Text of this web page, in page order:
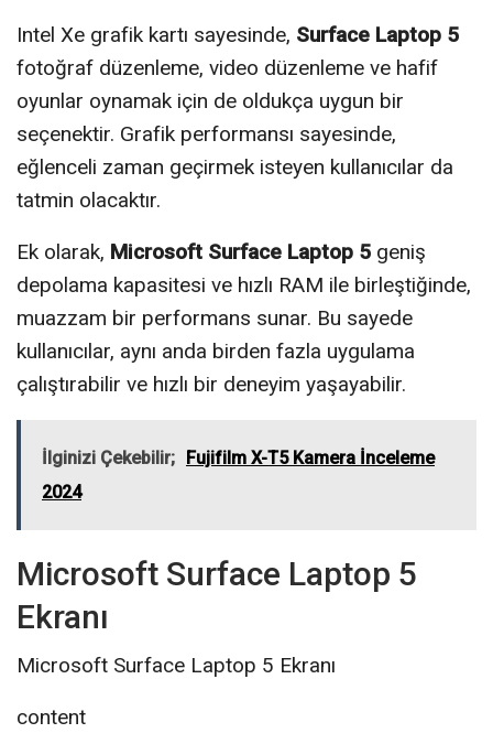
Intel Xe grafik kartı sayesinde, Surface Laptop 5
fotoğraf düzenleme, video düzenleme ve hafif
oyunlar oynamak için de oldukça uygun bir
seçenektir. Grafik performansı sayesinde,
eğlenceli zaman geçirmek isteyen kullanıcılar da
tatmin olacaktır.
Ek olarak, Microsoft Surface Laptop 5 geniş
depolama kapasitesi ve hızlı RAM ile birleştiğinde,
muazzam bir performans sunar. Bu sayede
kullanıcılar, aynı anda birden fazla uygulama
çalıştırabilir ve hızlı bir deneyim yaşayabilir.
İlginizi Çekebilir; Fujifilm X-T5 Kamera İnceleme
2024
Microsoft Surface Laptop 5
Ekranı
Microsoft Surface Laptop 5 Ekranı
content